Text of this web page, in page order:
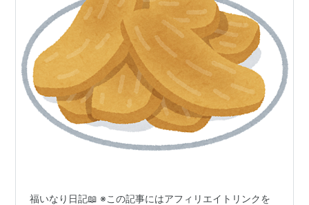
福いなり日記📖 ※この記事にはアフィリエイトリンクを